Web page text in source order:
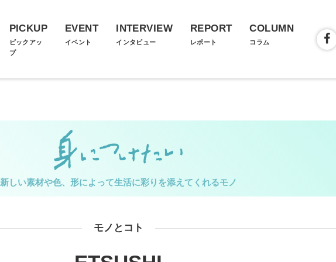
PICKUP
ピックアッ
プ
EVENT
イベント
INTERVIEW
インタビュー
REPORT
レポート
COLUMN
コラム
新しい素材や色、形によって生活に彩りを添えてくれるモノ
モノとコト